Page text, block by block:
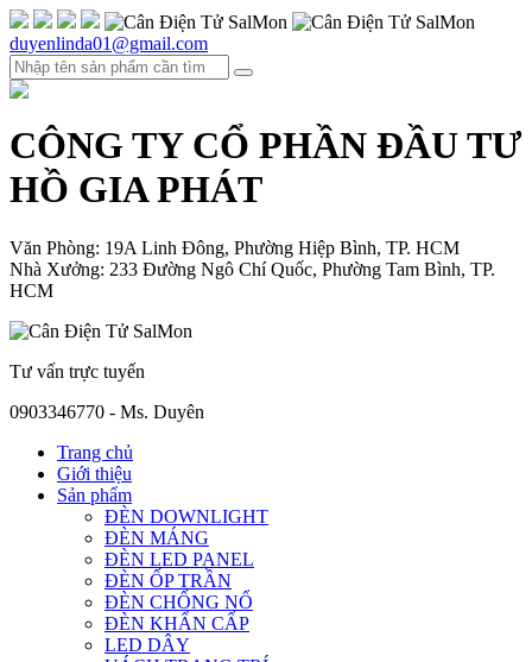
duyenlinda01@gmail.com
CÔNG TY CỔ PHẦN ĐẦU TƯ
HỒ GIA PHÁT
Văn Phòng: 19A Linh Đông, Phường Hiệp Bình, TP. HCM
Nhà Xưởng: 233 Đường Ngô Chí Quốc, Phường Tam Bình, TP.
HCM
Tư vấn trực tuyến
0903346770 - Ms. Duyên
Trang chủ
Giới thiệu
Sản phẩm
ĐÈN DOWNLIGHT
ĐÈN MÁNG
ĐÈN LED PANEL
ĐÈN ỐP TRẦN
ĐÈN CHỐNG NỔ
ĐÈN KHẨN CẤP
LED DÂY